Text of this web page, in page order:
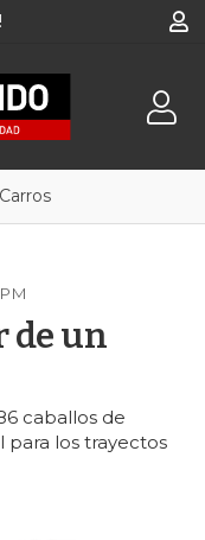
Carros
de un
caballos de
para los trayectos